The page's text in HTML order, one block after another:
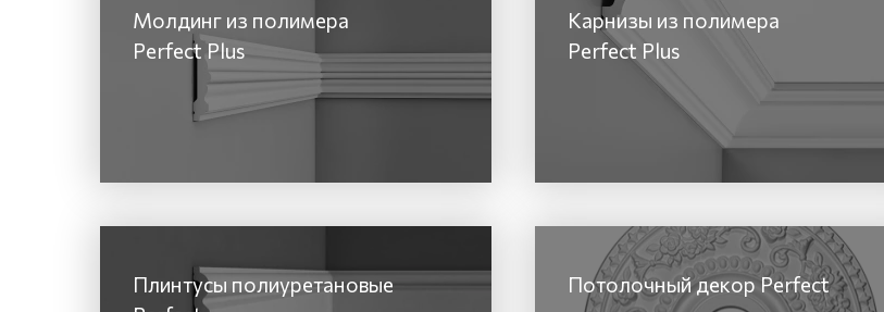
Молдинг из полимера
Perfect Plus
Карнизы из полимера
Perfect Plus
Плинтусы полиуретановые
Потолочный декор Perfect